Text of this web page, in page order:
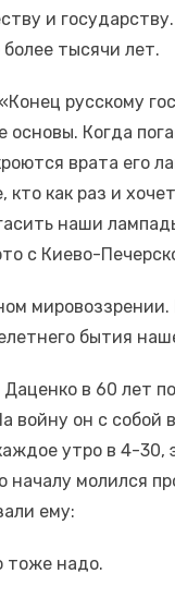
и
тысячи лет.
русскому
Когда
врата его
как раз и
наши
с Киево-
мировоззрении.
бытия
в 60 лет
войну он с собой
утро в 4-30,
молился
ему:
тоже надо.